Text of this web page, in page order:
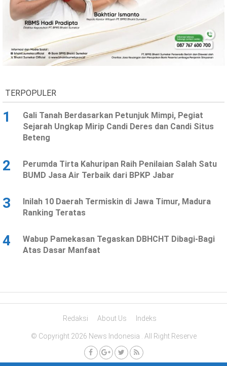
TERPOPULER
1
Gali Tanah Berdasarkan Petunjuk Mimpi, Pegiat
Sejarah Ungkap Mirip Candi Deres dan Candi Situs
Beteng
2
Perumda Tirta Kahuripan Raih Penilaian Salah Satu
BUMD Jasa Air Terbaik dari BPKP Jabar
3
Inilah 10 Daerah Termiskin di Jawa Timur, Madura
Ranking Teratas
4
Wabup Pamekasan Tegaskan DBHCHT Dibagi-Bagi
Atas Dasar Manfaat
Redaksi About Us Indeks
© Copyright 2026 News Indonesia . All Right Reserve